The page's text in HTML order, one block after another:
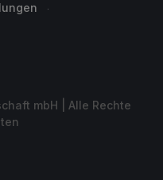
mbH | Alle Rechte